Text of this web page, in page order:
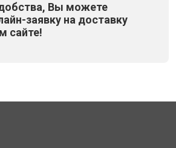
Вы можете
заявку на доставку
сайте!